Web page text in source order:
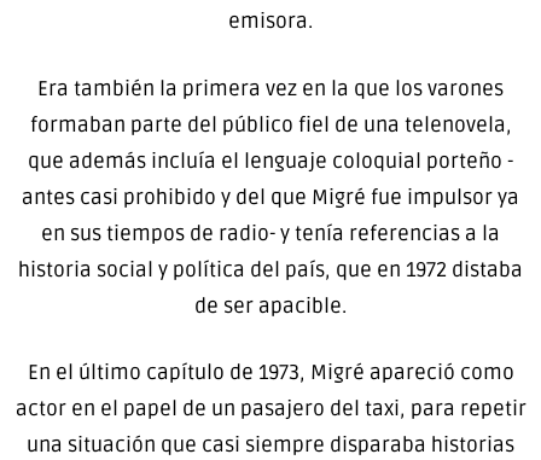
emisora.
Era también la primera vez en la que los varones
formaban parte del público fiel de una telenovela,
que además incluía el lenguaje coloquial porteño -
antes casi prohibido y del que Migré fue impulsor ya
en sus tiempos de radio- y tenía referencias a la
historia social y política del país, que en 1972 distaba
de ser apacible.
En el último capítulo de 1973, Migré apareció como
actor en el papel de un pasajero del taxi, para repetir
una situación que casi siempre disparaba historias